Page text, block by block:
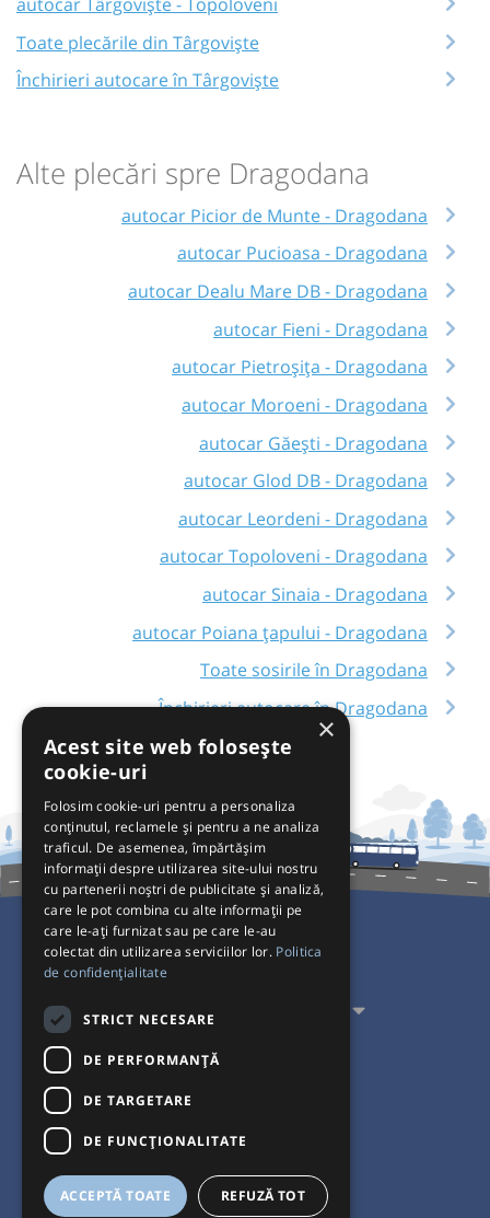
Toate plecările din Târgoviște
Închirieri autocare în Târgoviște
Alte plecări spre Dragodana
autocar Picior de Munte - Dragodana
autocar Pucioasa - Dragodana
autocar Dealu Mare DB - Dragodana
autocar Fieni - Dragodana
autocar Pietroșița - Dragodana
autocar Moroeni - Dragodana
autocar Găești - Dragodana
autocar Glod DB - Dragodana
autocar Leordeni - Dragodana
autocar Topoloveni - Dragodana
autocar Sinaia - Dragodana
autocar Poiana țapului - Dragodana
Toate sosirile în Dragodana
Închirieri autocare în Dragodana
Pentru Călători
Pentru Transportatori
Interacționăm
Acceptăm plăți cu
×
Acest site web folosește
cookie-uri
Folosim cookie-uri pentru a personaliza
conținutul, reclamele și pentru a ne analiza
traficul. De asemenea, împărtășim
informații despre utilizarea site-ului nostru
cu partenerii noștri de publicitate și analiză,
care le pot combina cu alte informații pe
care le-ați furnizat sau pe care le-au
colectat din utilizarea serviciilor lor. Politica
de confidențialitate
STRICT NECESARE
DE PERFORMANȚĂ
DE TARGETARE
DE FUNCŢIONALITATE
ACCEPTĂ TOATE REFUZĂ TOT